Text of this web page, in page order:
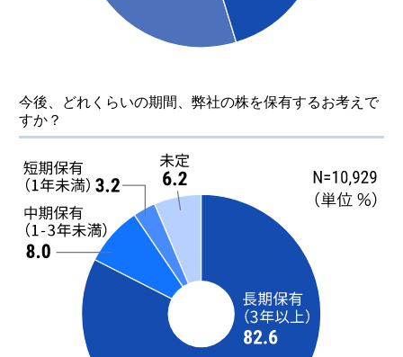
今後、どれくらいの期間、 弊社の株を保有するお考えで
すか？